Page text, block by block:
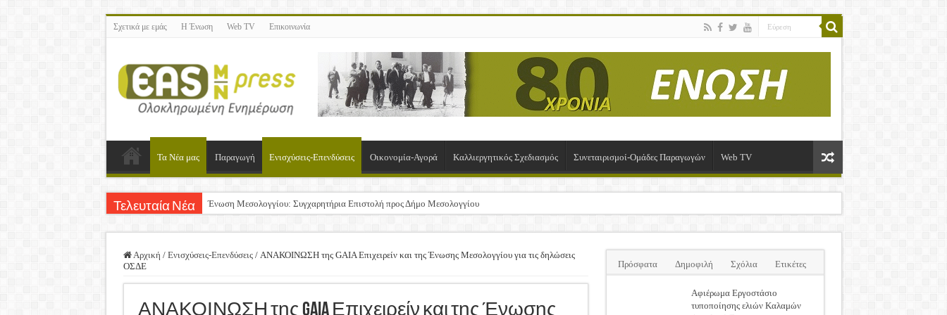
Σχετικά με εμάς Η Ένωση Web TV Επικοινωνία
Τα Νέα μας Παραγωγή Ενισχύσεις-Επενδύσεις Οικονομία-Αγορά Καλλιεργητικός Σχεδιασμός Συνεταιρισμοί-Ομάδες Παραγωγών Web TV
Τελευταία Νέα Ένωση Μεσολογγίου: Συγχαρητήρια Επιστολή προς Δήμο Μεσολογγίου
Αρχική / Ενισχύσεις-Επενδύσεις / ΑΝΑΚΟΙΝΩΣΗ της GAIA Επιχειρείν και της Ένωσης Μεσολογγίου για τις δηλώσεις
ΟΣΔΕ
ΑΝΑΚΟΙΝΩΣΗ της GAIA Επιχειρείν και της Ένωσης
Πρόσφατα Δημοφιλή Σχόλια Ετικέτες
Αφιέρωμα Εργοστάσιο
τυποποίησης ελιών Καλαμών